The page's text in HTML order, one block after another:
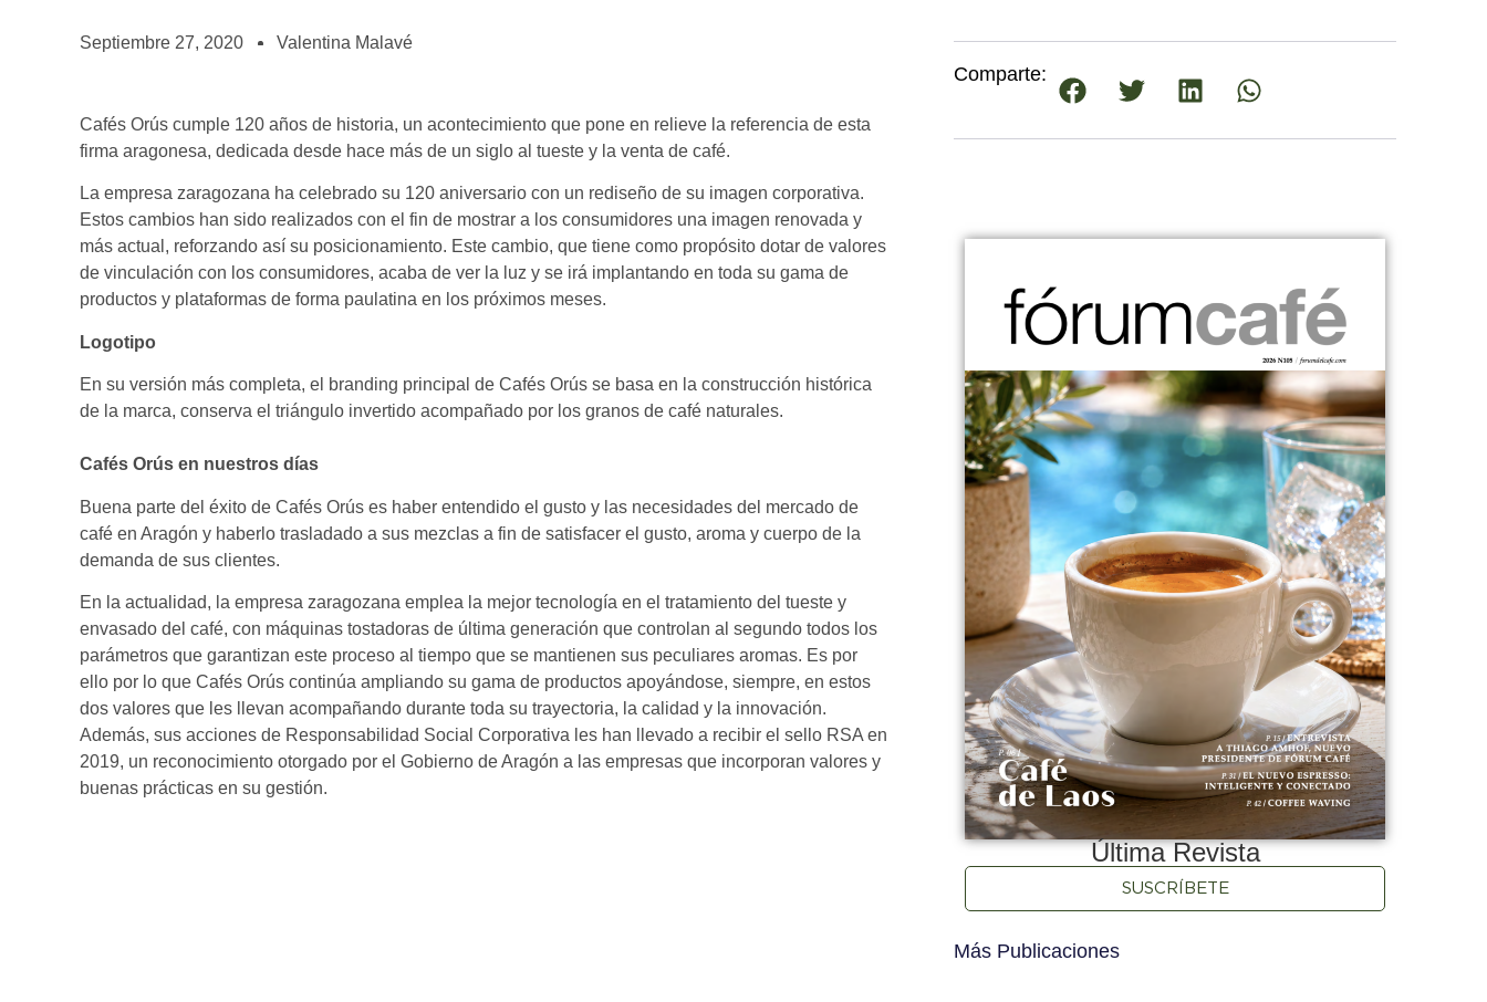
¡te imaginas vivir de tu pasión por el café?
Septiembre 27, 2020 Valentina Malavé
Cafés Orús cumple 120 años de historia, un acontecimiento que pone en relieve la referencia de esta
firma aragonesa, dedicada desde hace más de un siglo al tueste y la venta de café.
La empresa zaragozana ha celebrado su 120 aniversario con un rediseño de su imagen corporativa.
Estos cambios han sido realizados con el fin de mostrar a los consumidores una imagen renovada y
más actual, reforzando así su posicionamiento. Este cambio, que tiene como propósito dotar de valores
de vinculación con los consumidores, acaba de ver la luz y se irá implantando en toda su gama de
productos y plataformas de forma paulatina en los próximos meses.
Logotipo
En su versión más completa, el branding principal de Cafés Orús se basa en la construcción histórica
de la marca, conserva el triángulo invertido acompañado por los granos de café naturales.
Cafés Orús en nuestros días
Buena parte del éxito de Cafés Orús es haber entendido el gusto y las necesidades del mercado de
café en Aragón y haberlo trasladado a sus mezclas a fin de satisfacer el gusto, aroma y cuerpo de la
demanda de sus clientes.
En la actualidad, la empresa zaragozana emplea la mejor tecnología en el tratamiento del tueste y
envasado del café, con máquinas tostadoras de última generación que controlan al segundo todos los
parámetros que garantizan este proceso al tiempo que se mantienen sus peculiares aromas. Es por
ello por lo que Cafés Orús continúa ampliando su gama de productos apoyándose, siempre, en estos
dos valores que les llevan acompañando durante toda su trayectoria, la calidad y la innovación.
Además, sus acciones de Responsabilidad Social Corporativa les han llevado a recibir el sello RSA en
2019, un reconocimiento otorgado por el Gobierno de Aragón a las empresas que incorporan valores y
buenas prácticas en su gestión.
Comparte:
Última Revista
SUSCRÍBETE
Más Publicaciones